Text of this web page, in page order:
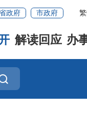
政府 市政府
解读回应 办